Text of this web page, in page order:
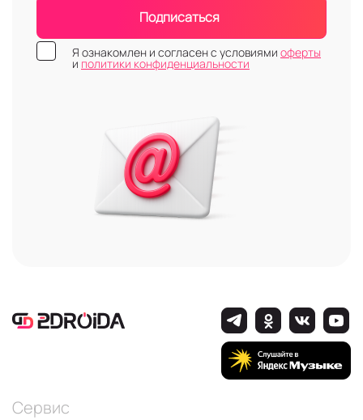
Подписаться
Я ознакомлен и согласен с условиями оферты
и политики конфиденциальности
Сервис